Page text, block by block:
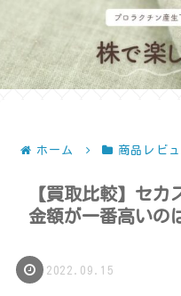
ホーム 商品レビ
【買取比較】セ
金額が一番高いの
2022.09.15